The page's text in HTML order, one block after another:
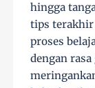
hingga
tips terakhir
proses
dengan